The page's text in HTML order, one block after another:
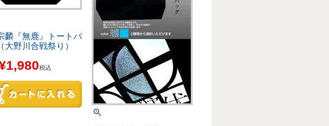
麟『無鹿』トートバ
大野川合戦祭り）
1,980税込